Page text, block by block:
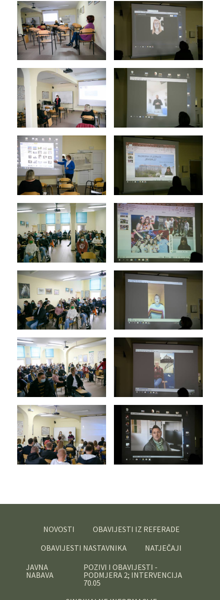
NOVOSTI
OBAVIJESTI IZ REFERADE
OBAVIJESTI NASTAVNIKA
NATJEČAJI
JAVNA
NABAVA
POZIVI I OBAVIJESTI -
PODMJERA 2; INTERVENCIJA
70.05